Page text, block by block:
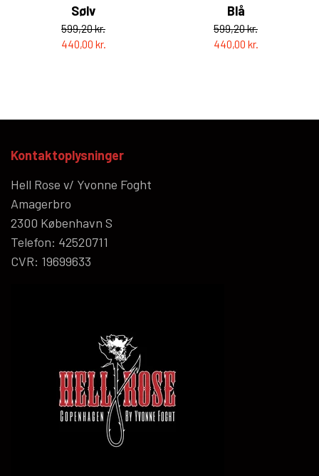
Sølv
599,20 kr.
440,00 kr.
Blå
599,20 kr.
440,00 kr.
Kontaktoplysninger
Hell Rose v/ Yvonne Foght
Amagerbro
2300 København S
Telefon: 42520711
CVR: 19699633